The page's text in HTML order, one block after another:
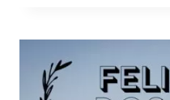
ZENDAYA
TURNÊ
DE